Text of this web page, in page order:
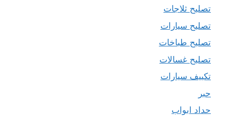
تصليح ثلاجات
تصليح سيارات
تصليح طباخات
تصليح غسالات
تكييف سيارات
حبر
حداد ابواب